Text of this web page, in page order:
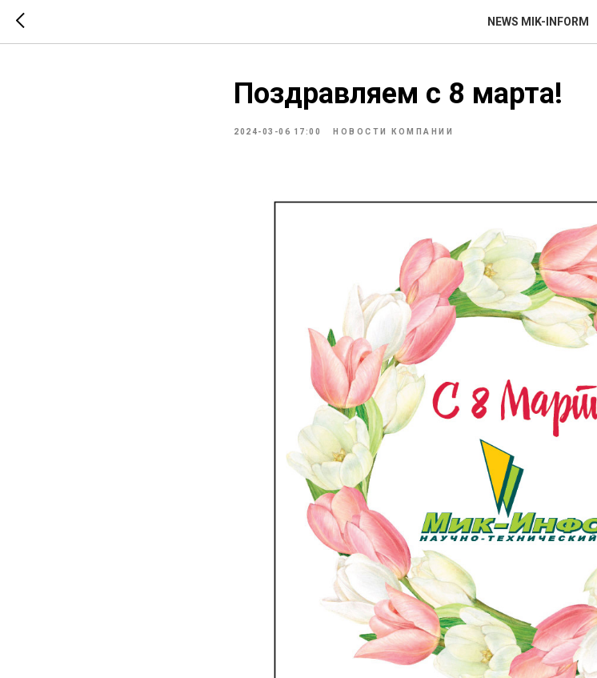
NEWS MIK-INFORM
Поздравляем с 8 марта!
2024-03-06 17:00 НОВОСТИ КОМПАНИИ